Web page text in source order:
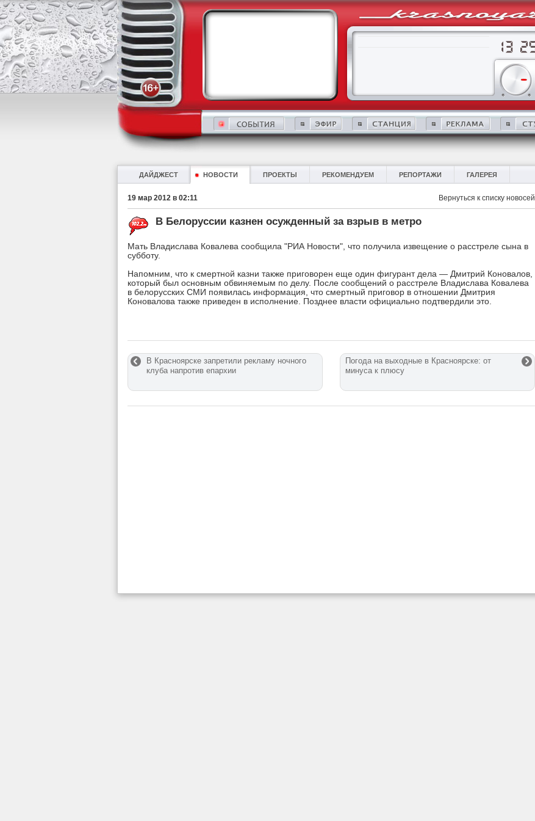
ДАЙДЖЕСТ НОВОСТИ ПРОЕКТЫ РЕКОМЕНДУЕМ РЕПОРТАЖИ ГАЛЕРЕЯ
19 мар 2012 в 02:11 Вернуться к списку новосей
В Белоруссии казнен осужденный за взрыв в метро
Мать Владислава Ковалева сообщила "РИА Новости", что получила извещение о расстреле сына в
субботу.
Напомним, что к смертной казни также приговорен еще один фигурант дела — Дмитрий Коновалов,
который был основным обвиняемым по делу. После сообщений о расстреле Владислава Ковалева
в белорусских СМИ появилась информация, что смертный приговор в отношении Дмитрия
Коновалова также приведен в исполнение. Позднее власти официально подтвердили это.
В Красноярске запретили рекламу ночного
клуба напротив епархии
Погода на выходные в Красноярске: от
минуса к плюсу